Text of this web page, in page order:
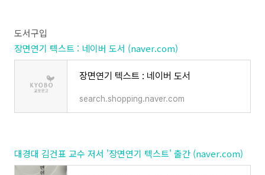
도서구입
장면연기 텍스트 : 네이버 도서 (naver.com)
장면연기 텍스트 : 네이버 도서
search.shopping.naver.com
대경대 김건표 교수 저서 '장면연기 텍스트' 출간 (naver.com)